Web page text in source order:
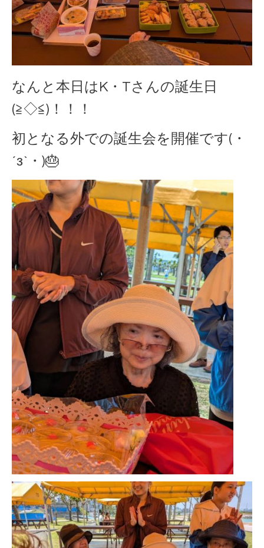
なんと本日はK・Tさんの誕生日
(≧◇≦)！！！
初となる外での誕生会を開催です(・
´з`・)🎂